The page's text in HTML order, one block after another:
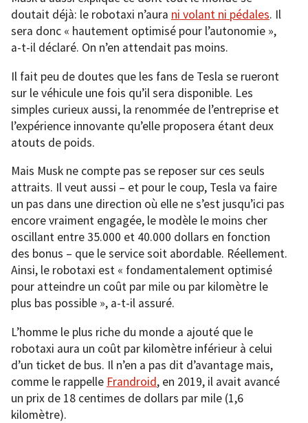
doutait déjà: le robotaxi n’aura ni volant ni pédales. Il
sera donc « hautement optimisé pour l’autonomie »,
a-t-il déclaré. On n’en attendait pas moins.
Il fait peu de doutes que les fans de Tesla se rueront
sur le véhicule une fois qu’il sera disponible. Les
simples curieux aussi, la renommée de l’entreprise et
l’expérience innovante qu’elle proposera étant deux
atouts de poids.
Mais Musk ne compte pas se reposer sur ces seuls
attraits. Il veut aussi – et pour le coup, Tesla va faire
un pas dans une direction où elle ne s’est jusqu’ici pas
encore vraiment engagée, le modèle le moins cher
oscillant entre 35.000 et 40.000 dollars en fonction
des bonus – que le service soit abordable. Réellement.
Ainsi, le robotaxi est « fondamentalement optimisé
pour atteindre un coût par mile ou par kilomètre le
plus bas possible », a-t-il assuré.
L’homme le plus riche du monde a ajouté que le
robotaxi aura un coût par kilomètre inférieur à celui
d’un ticket de bus. Il n’en a pas dit d’avantage mais,
comme le rappelle Frandroid, en 2019, il avait avancé
un prix de 18 centimes de dollars par mile (1,6
kilomètre).